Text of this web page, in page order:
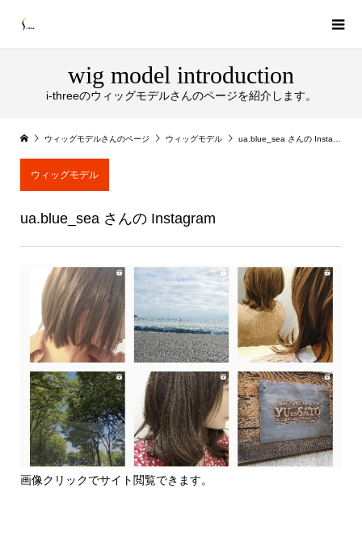
wig model introduction
i-threeのウィッグモデルさんのページを紹介します。
ウィッグモデルさんのページ ウィッグモデル ua.blue_sea さんの Instagram
ウィッグモデル
ua.blue_sea さんの Instagram
画像クリックでサイト閲覧できます。